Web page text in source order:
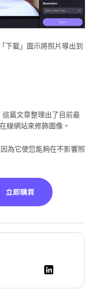
下載」圖示將照片導出到
篇文章整理出了目前最
線網站來修飾圖像。
為它使您能夠在不影響照